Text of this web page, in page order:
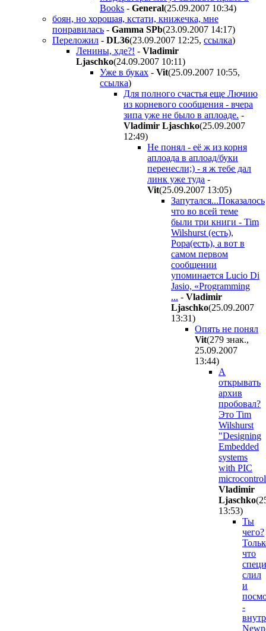
Books - General(25.09.2007 10:34)
боян, но хорошая, кстати, книжечка, мне
понравилась - Gamma SPb(23.09.2007 14:17)
Переложил - DL36(23.09.2007 12:25, ссылка)
Ленины, хде?! - Vladimir
Ljaschko(24.09.2007 10:11)
Уже в буках - Vit(25.09.2007 10:55,
ссылка)
Для полного счастья еще Лючию
из корневого сообщения - вчера
зипа уже не было в аплоаде. -
Vladimir Ljaschko(25.09.2007
12:49)
Не понял - её ж из корня
аплоада в аплоад/буки
перенесли;) - я ж тебе дал
линк уже туда -
Vit(25.09.2007 13:05)
Запутался...Показалось
что во всей теме
были три книги - Tim
Wilshurst (есть),
Popa(есть), а вот в
самом первом
сообщении
упоминается Lucio Di
Jasio, «Programming
... - Vladimir
Ljaschko(25.09.2007
13:31)
Опять не понял
Vit(279 знак.,
25.09.2007
13:44)
А
открывать
архив
пробовал?
Это Tim
Wilshurst
"Designing
Embedded
systems
with PIC
Vladimir
Ljaschko
13:53)
Ты
чего?
что
слил
и
-